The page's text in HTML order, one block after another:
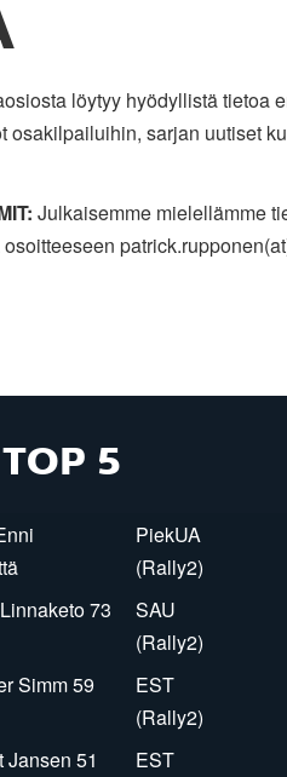
löytyy hyödyllistä tietoa
osakilpailuihin, sarjan uutiset
Julkaisemme mielellämme
5
PiekUA
(Rally2)
73
SAU
(Rally2)
Simm 59
EST
(Rally2)
Jansen 51
EST